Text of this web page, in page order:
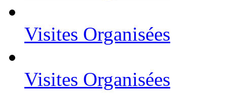
Visites Organisées
Visites Organisées